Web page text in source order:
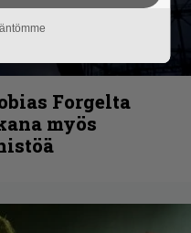
Forgelta
myös